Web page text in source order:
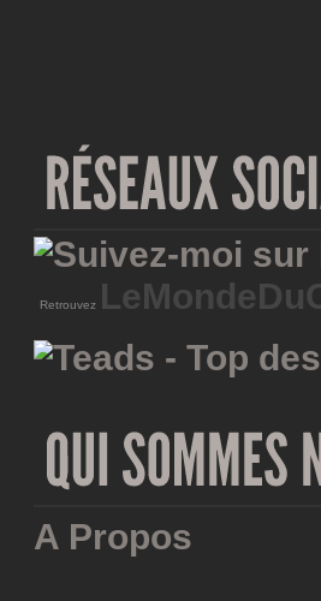
Retrouvez
A Propos